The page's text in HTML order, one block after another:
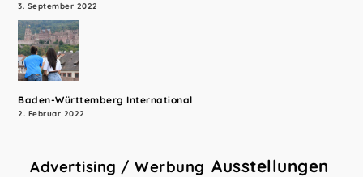
3. September 2022
Baden-Württemberg International
2. Februar 2022
Advertising / Werbung Ausstellungen